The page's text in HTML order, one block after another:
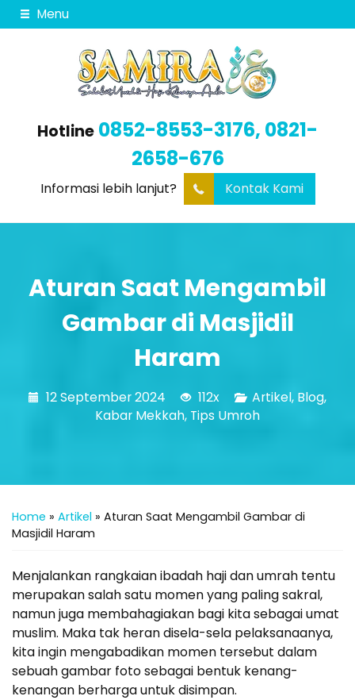
Menu
Hotline 0852-8553-3176, 0821-
2658-676
Informasi lebih lanjut? Kontak Kami
Aturan Saat Mengambil
Gambar di Masjidil
Haram
12 September 2024 112x Artikel, Blog,
Kabar Mekkah, Tips Umroh
Home » Artikel » Aturan Saat Mengambil Gambar di
Masjidil Haram
Menjalankan rangkaian ibadah haji dan umrah tentu
merupakan salah satu momen yang paling sakral,
namun juga membahagiakan bagi kita sebagai umat
muslim. Maka tak heran disela-sela pelaksanaanya,
kita ingin mengabadikan momen tersebut dalam
sebuah gambar foto sebagai bentuk kenang-
kenangan berharga untuk disimpan.